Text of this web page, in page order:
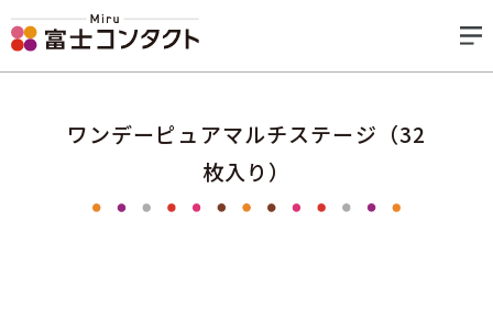
ワンデーピュアマルチステージ（32
枚入り）